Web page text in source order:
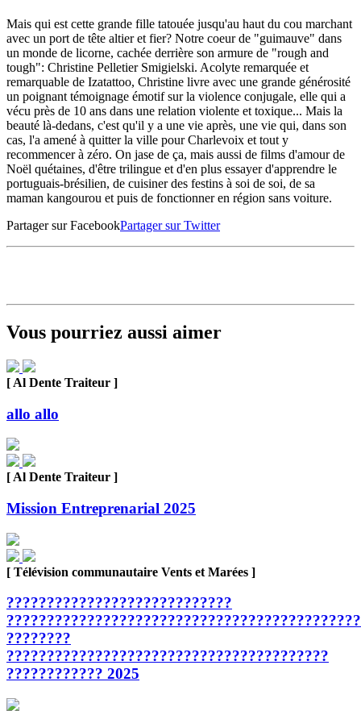
Mais qui est cette grande fille tatouée jusqu'au haut du cou marchant
avec un port de tête altier et fier? Notre coeur de "guimauve" dans
un monde de licorne, cachée derrière son armure de "rough and
tough": Christine Pelletier Smigielski. Acolyte remarquée et
remarquable de Izatattoo, Christine livre avec une grande générosité
un poignant témoignage émotif sur la violence conjugale, elle qui a
vécu près de 10 ans dans une relation violente et toxique... Mais la
beauté là-dedans, c'est qu'il y a une vie après, une vie qui, dans son
cas, l'a amené à quitter la ville pour Charlevoix et tout y
recommencer à zéro. On jase de ça, mais aussi de films d'amour de
Noël quétaines, d'être trilingue et d'en plus essayer d'apprendre le
portuguais-brésilien, de cuisiner des festins à soi de soi, de sa
maman kangourou et puis de fonctionner en région sans voiture.
Partager sur FacebookPartager sur Twitter
Vous pourriez aussi aimer
[ Al Dente Traiteur ]
allo allo
[ Al Dente Traiteur ]
Mission Entreprenarial 2025
[ Télévision communautaire Vents et Marées ]
????????????????????????????
????????
????????????????????????????????????????
???????????? 2025